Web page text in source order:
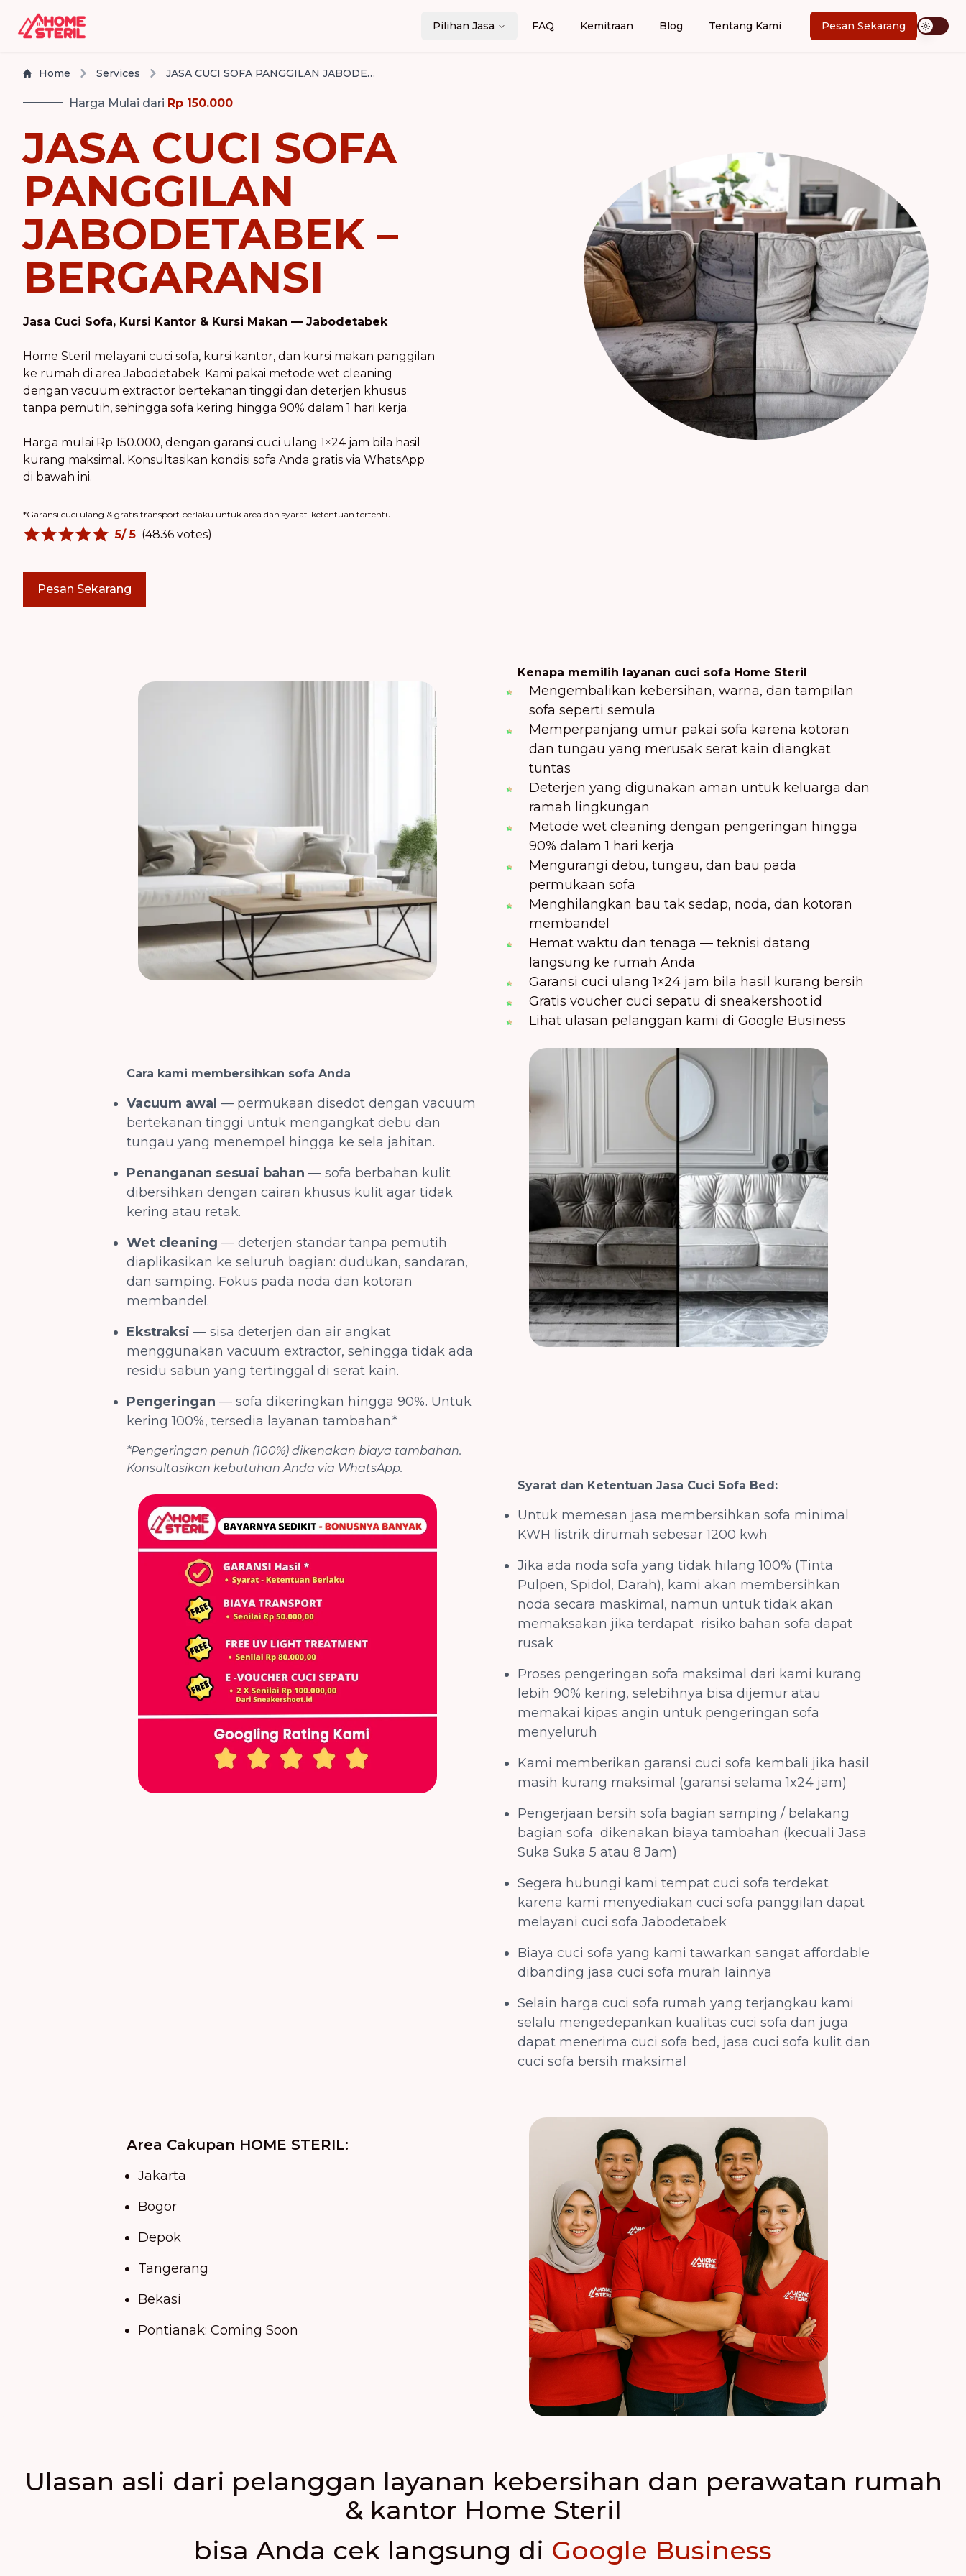
Pilihan Jasa FAQ Kemitraan Blog Tentang Kami Pesan Sekarang
Home Services JASA CUCI SOFA PANGGILAN JABODETABEK – BERGARANSI
Harga Mulai dari Rp 150.000
JASA CUCI SOFA
PANGGILAN
JABODETABEK –
BERGARANSI
Jasa Cuci Sofa, Kursi Kantor & Kursi Makan — Jabodetabek
Home Steril melayani cuci sofa, kursi kantor, dan kursi makan panggilan
ke rumah di area Jabodetabek. Kami pakai metode wet cleaning
dengan vacuum extractor bertekanan tinggi dan deterjen khusus
tanpa pemutih, sehingga sofa kering hingga 90% dalam 1 hari kerja.
Harga mulai Rp 150.000, dengan garansi cuci ulang 1×24 jam bila hasil
kurang maksimal. Konsultasikan kondisi sofa Anda gratis via WhatsApp
di bawah ini.
*Garansi cuci ulang & gratis transport berlaku untuk area dan syarat-ketentuan tertentu.
5/ 5 (4836 votes)
Pesan Sekarang
Kenapa memilih layanan cuci sofa Home Steril
Mengembalikan kebersihan, warna, dan tampilan
sofa seperti semula
Memperpanjang umur pakai sofa karena kotoran
dan tungau yang merusak serat kain diangkat
tuntas
Deterjen yang digunakan aman untuk keluarga dan
ramah lingkungan
Metode wet cleaning dengan pengeringan hingga
90% dalam 1 hari kerja
Mengurangi debu, tungau, dan bau pada
permukaan sofa
Menghilangkan bau tak sedap, noda, dan kotoran
membandel
Hemat waktu dan tenaga — teknisi datang
langsung ke rumah Anda
Garansi cuci ulang 1×24 jam bila hasil kurang bersih
Gratis voucher cuci sepatu di sneakershoot.id
Lihat ulasan pelanggan kami di Google Business
Cara kami membersihkan sofa Anda
Vacuum awal — permukaan disedot dengan vacuum
bertekanan tinggi untuk mengangkat debu dan
tungau yang menempel hingga ke sela jahitan.
Penanganan sesuai bahan — sofa berbahan kulit
dibersihkan dengan cairan khusus kulit agar tidak
kering atau retak.
Wet cleaning — deterjen standar tanpa pemutih
diaplikasikan ke seluruh bagian: dudukan, sandaran,
dan samping. Fokus pada noda dan kotoran
membandel.
Ekstraksi — sisa deterjen dan air angkat
menggunakan vacuum extractor, sehingga tidak ada
residu sabun yang tertinggal di serat kain.
Pengeringan — sofa dikeringkan hingga 90%. Untuk
kering 100%, tersedia layanan tambahan.*
*Pengeringan penuh (100%) dikenakan biaya tambahan.
Konsultasikan kebutuhan Anda via WhatsApp.
Syarat dan Ketentuan Jasa Cuci Sofa Bed:
Untuk memesan jasa membersihkan sofa minimal
KWH listrik dirumah sebesar 1200 kwh
Jika ada noda sofa yang tidak hilang 100% (Tinta
Pulpen, Spidol, Darah), kami akan membersihkan
noda secara maskimal, namun untuk tidak akan
memaksakan jika terdapat risiko bahan sofa dapat
rusak
Proses pengeringan sofa maksimal dari kami kurang
lebih 90% kering, selebihnya bisa dijemur atau
memakai kipas angin untuk pengeringan sofa
menyeluruh
Kami memberikan garansi cuci sofa kembali jika hasil
masih kurang maksimal (garansi selama 1x24 jam)
Pengerjaan bersih sofa bagian samping / belakang
bagian sofa dikenakan biaya tambahan (kecuali Jasa
Suka Suka 5 atau 8 Jam)
Segera hubungi kami tempat cuci sofa terdekat
karena kami menyediakan cuci sofa panggilan dapat
melayani cuci sofa Jabodetabek
Biaya cuci sofa yang kami tawarkan sangat affordable
dibanding jasa cuci sofa murah lainnya
Selain harga cuci sofa rumah yang terjangkau kami
selalu mengedepankan kualitas cuci sofa dan juga
dapat menerima cuci sofa bed, jasa cuci sofa kulit dan
cuci sofa bersih maksimal
Area Cakupan HOME STERIL:
Jakarta
Bogor
Depok
Tangerang
Bekasi
Pontianak: Coming Soon
Ulasan asli dari pelanggan layanan kebersihan dan perawatan rumah
& kantor Home Steril
bisa Anda cek langsung di Google Business